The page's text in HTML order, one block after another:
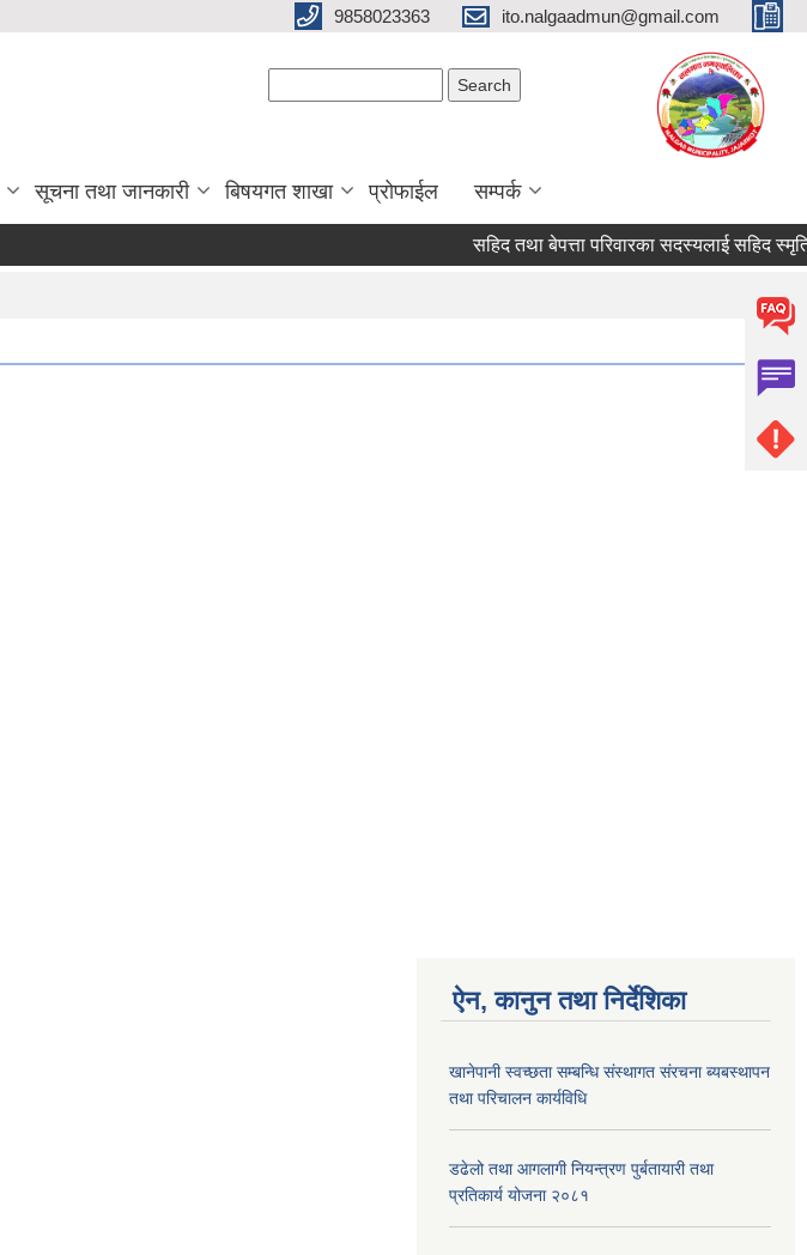
9858023363 ito.nalgaadmun@gmail.com
सूचना तथा जानकारी बिषयगत शाखा प्रोफाईल सम्पर्क
सहिद तथा बेपत्ता परिवारका सदस्यलाई सहिद स्मृति
ऐन, कानुन तथा निर्देशिका
खानेपानी स्वच्छता सम्बन्धि संस्थागत संरचना ब्यबस्थापन
तथा परिचालन कार्यविधि
डढेलो तथा आगलागी नियन्त्रण पुर्बतायारी तथा
प्रतिकार्य योजना २०८१